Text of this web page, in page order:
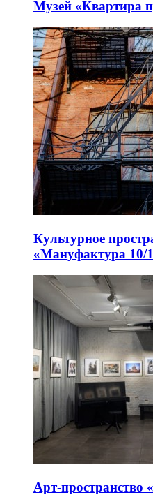
Музей «Квартира
Культурное
«Мануфактура 10/
Арт-пространство